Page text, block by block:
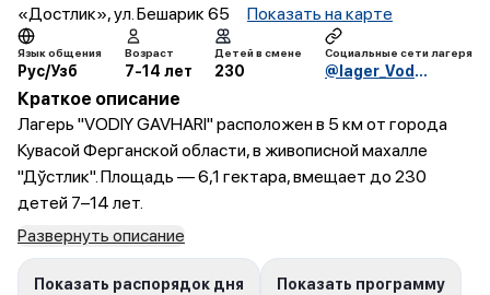
«Достлик», ул. Бешарик 65
Показать на карте
Язык общения
Рус/Узб
Возраст
7-14 лет
Детей в смене
230
Социальные сети лагеря
@lager_Vodiy_Gavhari
Краткое описание
Лагерь "VODIY GAVHARI" расположен в 5 км от города
Кувасой Ферганской области, в живописной махалле
"Дўстлик". Площадь — 6,1 гектара, вмещает до 230
детей 7–14 лет.
Развернуть описание
Показать распорядок дня Показать программу